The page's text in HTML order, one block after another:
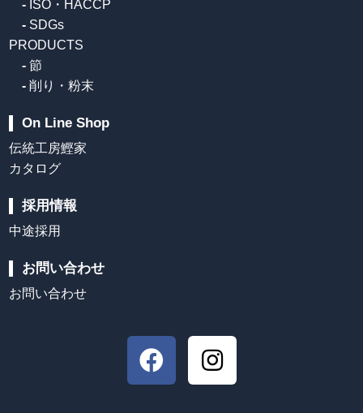
- ISO・HACCP
- SDGs
PRODUCTS
- 節
- 削り・粉末
On Line Shop
伝統工房鰹家
カタログ
採用情報
中途採用
お問い合わせ
お問い合わせ
F
a
I
n